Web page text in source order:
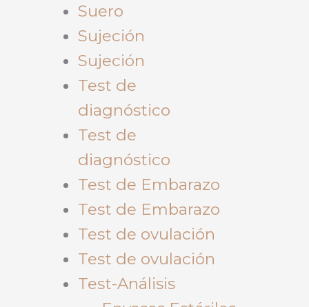
Suero
Sujeción
Sujeción
Test de
diagnóstico
Test de
diagnóstico
Test de Embarazo
Test de Embarazo
Test de ovulación
Test de ovulación
Test-Análisis